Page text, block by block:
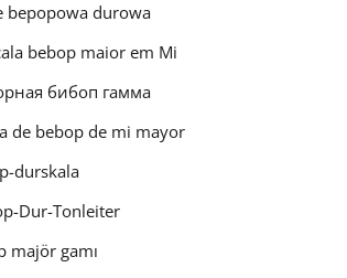
bepopowa durowa
bebop maior em Mi
бибоп гамма
de bebop de mi mayor
durskala
Dur-Tonleiter
majör gamı